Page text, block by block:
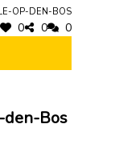
op-den-Bos
0 0 0
den-Bos